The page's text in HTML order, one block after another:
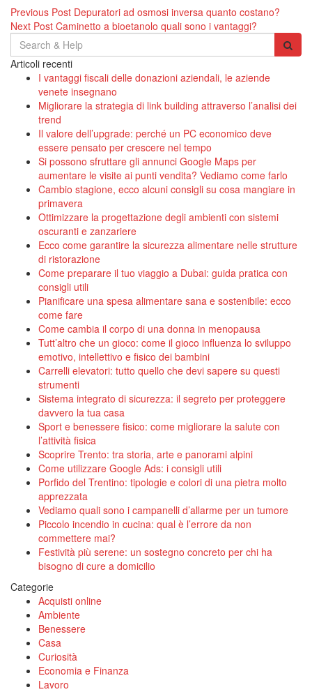
Navigazione
articoli
Previous Post Depuratori ad osmosi inversa quanto costano?
Next Post Caminetto a bioetanolo quali sono i vantaggi?
Search
for:
Articoli recenti
I vantaggi fiscali delle donazioni aziendali, le aziende
venete insegnano
Migliorare la strategia di link building attraverso l’analisi dei
trend
Il valore dell’upgrade: perché un PC economico deve
essere pensato per crescere nel tempo
Si possono sfruttare gli annunci Google Maps per
aumentare le visite ai punti vendita? Vediamo come farlo
Cambio stagione, ecco alcuni consigli su cosa mangiare in
primavera
Ottimizzare la progettazione degli ambienti con sistemi
oscuranti e zanzariere
Ecco come garantire la sicurezza alimentare nelle strutture
di ristorazione
Come preparare il tuo viaggio a Dubai: guida pratica con
consigli utili
Pianificare una spesa alimentare sana e sostenibile: ecco
come fare
Come cambia il corpo di una donna in menopausa
Tutt’altro che un gioco: come il gioco influenza lo sviluppo
emotivo, intellettivo e fisico dei bambini
Carrelli elevatori: tutto quello che devi sapere su questi
strumenti
Sistema integrato di sicurezza: il segreto per proteggere
davvero la tua casa
Sport e benessere fisico: come migliorare la salute con
l’attività fisica
Scoprire Trento: tra storia, arte e panorami alpini
Come utilizzare Google Ads: i consigli utili
Porfido del Trentino: tipologie e colori di una pietra molto
apprezzata
Vediamo quali sono i campanelli d’allarme per un tumore
Piccolo incendio in cucina: qual è l’errore da non
commettere mai?
Festività più serene: un sostegno concreto per chi ha
bisogno di cure a domicilio
Categorie
Acquisti online
Ambiente
Benessere
Casa
Curiosità
Economia e Finanza
Lavoro